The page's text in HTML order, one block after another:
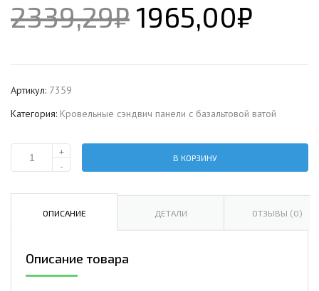
2339,29₽ 1965,00₽
Артикул: 7359
Категория: Кровельные сэндвич панели c базальтовой ватой
Количество
сэндвич-
ватой,
ширина
+
-
В КОРЗИНУ
ОПИСАНИЕ ДЕТАЛИ ОТЗЫВЫ (0)
Описание товара